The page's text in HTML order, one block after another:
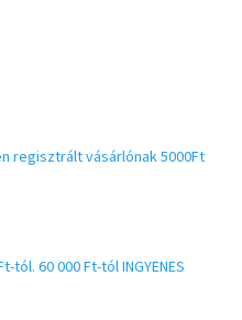
regisztrált vásárlónak 5000Ft
tól. 60 000 Ft-tól INGYENES